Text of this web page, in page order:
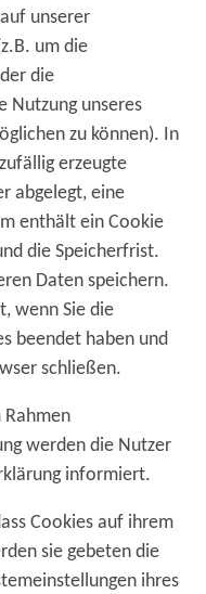
unserer
um die
die
Nutzung unseres
zu können). In
erzeugte
abgelegt, eine
enthält ein Cookie
die Speicherfrist.
Daten speichern.
wenn Sie die
beendet haben und
schließen.
Rahmen
werden die Nutzer
informiert.
Cookies auf ihrem
sie gebeten die
ihres